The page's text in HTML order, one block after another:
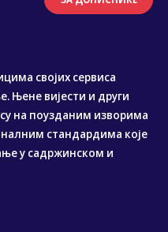
својих сервиса
Њене вијести и други
на поузданим изворима
стандардима које
у садржинском и